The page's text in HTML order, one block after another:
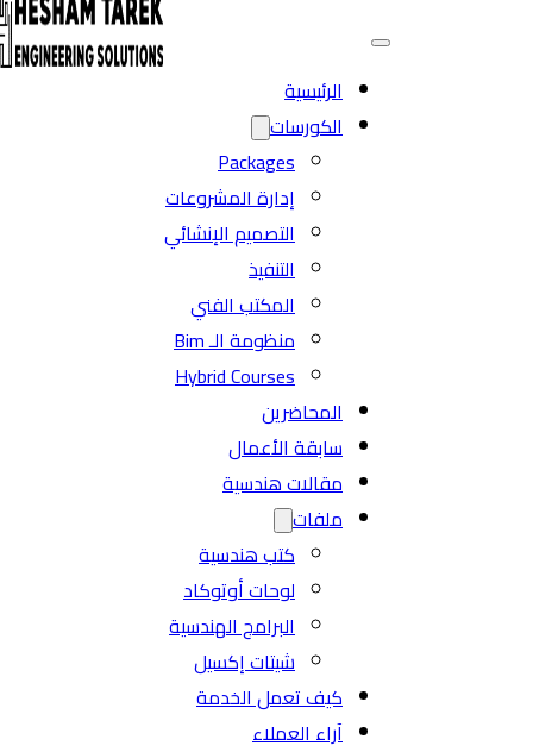
الرئيسية
الكورسات
Packages
إدارة المشروعات
التصميم الإنشائي
التنفيذ
المكتب الفني
منظومة الـ Bim
Hybrid Courses
المحاضرين
سابقة الأعمال
مقالات هندسية
ملفات
كتب هندسية
لوحات أوتوكاد
البرامج الهندسية
شيتات إكسيل
كيف تعمل الخدمة
آراء العملاء